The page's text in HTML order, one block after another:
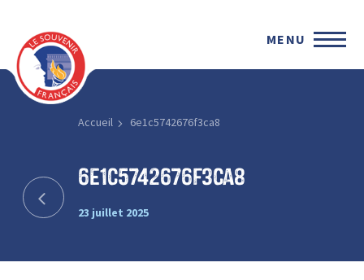
MENU
Accueil 6e1c5742676f3ca8
6e1c5742676f3ca8
23 juillet 2025